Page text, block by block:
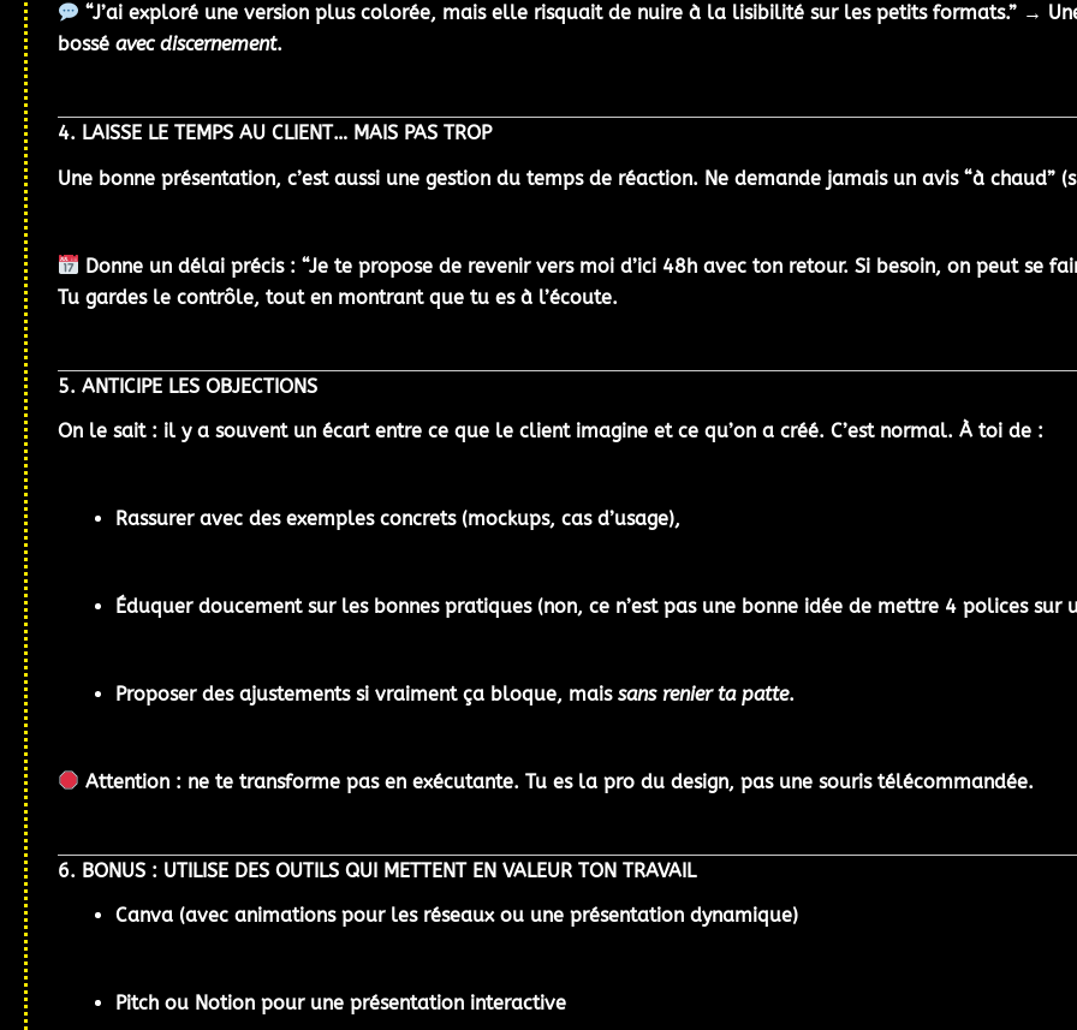
“J’ai exploré une version plus colorée, mais elle risquait de nuire à la lisibilité sur les petits formats.” →
bossé avec discernement.
4. LAISSE LE TEMPS AU CLIENT… MAIS PAS TROP
Une bonne présentation, c’est aussi une gestion du temps de réaction. Ne demande jamais un avis “à chaud”
Donne undélai précis: “Je te propose de revenir vers moi d’ici 48h avec ton retour. Si besoin, on peut se
Tu gardes le contrôle, tout en montrant que tu es à l’écoute.
5. ANTICIPE LES OBJECTIONS
On le sait : il y a souvent un écart entre ce que le client imagine et ce qu’on a créé. C’est normal. À toi de :
Rassureravec des exemples concrets (mockups, cas d’usage),
Éduquerdoucement sur les bonnes pratiques (non, ce n’est pas une bonne idée de mettre 4 polices sur
Proposerdes ajustements si vraiment ça bloque, mais sans renier ta patte.
Attention : ne te transforme pas en exécutante. Tu es la pro du design, pas une souris télécommandée.
6. BONUS : UTILISE DES OUTILS QUI METTENT EN VALEUR TON TRAVAIL
Canva (avec animations pour les réseaux ou une présentation dynamique)
Pitch ou Notion pour une présentation interactive